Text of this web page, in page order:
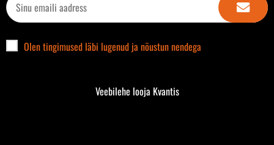
Olen tingimused läbi lugenud ja nõustun nendega
Veebilehe looja Kvantis